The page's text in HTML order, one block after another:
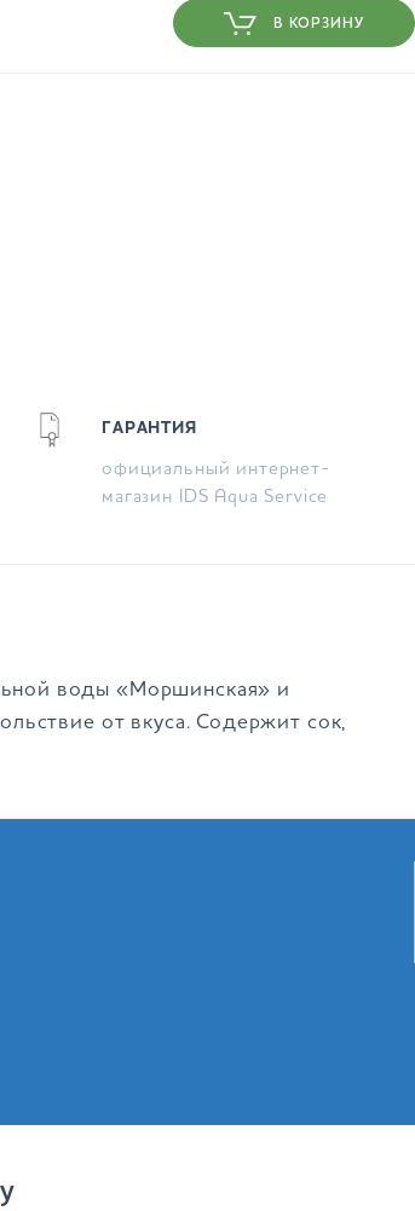
В КОРЗИНУ
ГАРАНТИЯ
официальный интернет-
магазин IDS Aqua Service
воды «Моршинская» и
от вкуса. Содержит сок,